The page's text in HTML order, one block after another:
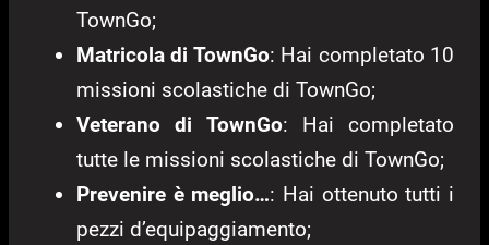
TownGo;
Matricola di TownGo: Hai completato 10
missioni scolastiche di TownGo;
Veterano di TownGo: Hai completato
tutte le missioni scolastiche di TownGo;
Prevenire è meglio…: Hai ottenuto tutti i
pezzi d’equipaggiamento;